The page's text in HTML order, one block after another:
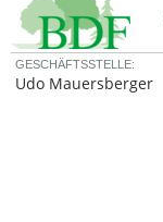
GESCHÄFTSSTELLE:
Udo Mauersberger